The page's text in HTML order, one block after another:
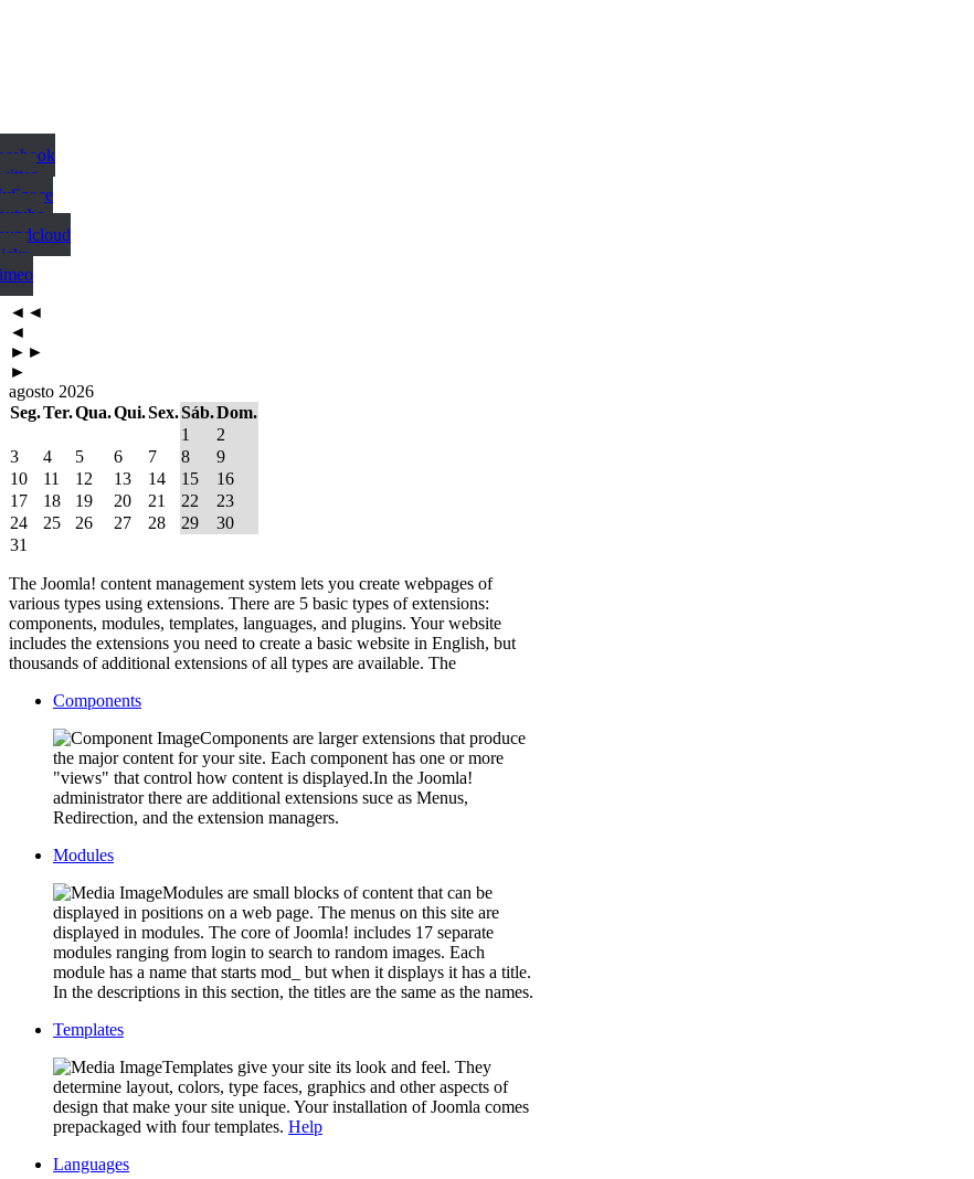
◄◄
◄
►►
►
agosto 2026
Seg.Ter.Qua.Qui.Sex.Sáb.Dom.
1
2
3
4 5 6 7 8
9
10
11 12 13 14 15
16
17
18 19 20 21 22
23
24
25 26 27 28 29
30
31
The Joomla! content management system lets you create webpages of
various types using extensions. There are 5 basic types of extensions:
components, modules, templates, languages, and plugins. Your website
includes the extensions you need to create a basic website in English, but
thousands of additional extensions of all types are available. The
Components
Components are larger extensions that produce
the major content for your site. Each component has one or more
"views" that control how content is displayed.In the Joomla!
administrator there are additional extensions suce as Menus,
Redirection, and the extension managers.
Modules
Modules are small blocks of content that can be
displayed in positions on a web page. The menus on this site are
displayed in modules. The core of Joomla! includes 17 separate
modules ranging from login to search to random images. Each
module has a name that starts mod_ but when it displays it has a title.
In the descriptions in this section, the titles are the same as the names.
Templates
Templates give your site its look and feel. They
determine layout, colors, type faces, graphics and other aspects of
design that make your site unique. Your installation of Joomla comes
prepackaged with four templates. Help
Languages